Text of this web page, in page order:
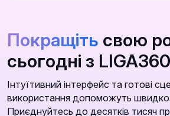
Покращіть свою
сьогодні з LIGA360
Інтуїтивний інтерфейс та готові
використання допоможуть
Приєднуйтесь до десятків тисяч